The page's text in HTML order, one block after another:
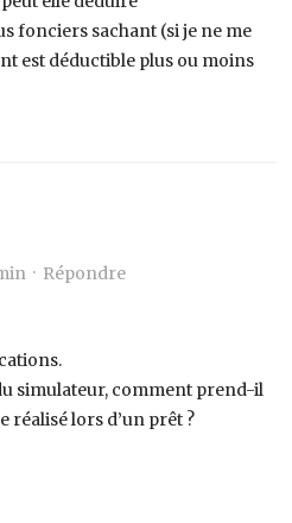
fonciers sachant (si je ne me
est déductible plus ou moins
· Répondre
simulateur, comment prend-il
réalisé lors d’un prêt ?